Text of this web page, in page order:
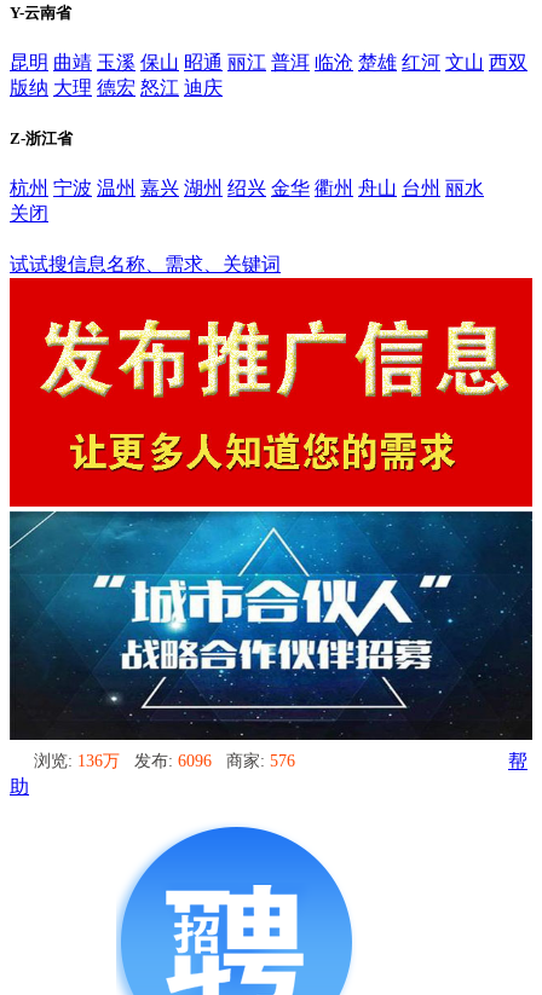
Y-云南省
昆明 曲靖 玉溪 保山 昭通 丽江 普洱 临沧 楚雄 红河 文山 西双
版纳 大理 德宏 怒江 迪庆
Z-浙江省
杭州 宁波 温州 嘉兴 湖州 绍兴 金华 衢州 舟山 台州 丽水
关闭
试试搜信息名称、需求、关键词
浏览: 136万 发布: 6096 商家: 576
帮
助